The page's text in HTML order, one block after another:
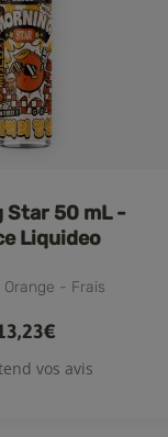
Star 50 mL -
Liquideo
- Frais
vos avis